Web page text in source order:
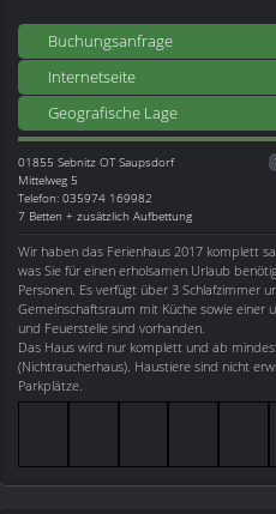
Buchungsanfrage
Internetseite
Geografische Lage
01855 Sebnitz OT Saupsdorf
Mittelweg 5
Telefon: 035974 169982
7 Betten + zusätzlich Aufbettung
Wir haben das Ferienhaus 2017 komplett
was Sie für einen erholsamen Urlaub
Personen. Es verfügt über 3 Schlafzimmer
Gemeinschaftsraum mit Küche sowie einer
und Feuerstelle sind vorhanden.
Das Haus wird nur komplett und ab
(Nichtraucherhaus). Haustiere sind nicht
Parkplätze.